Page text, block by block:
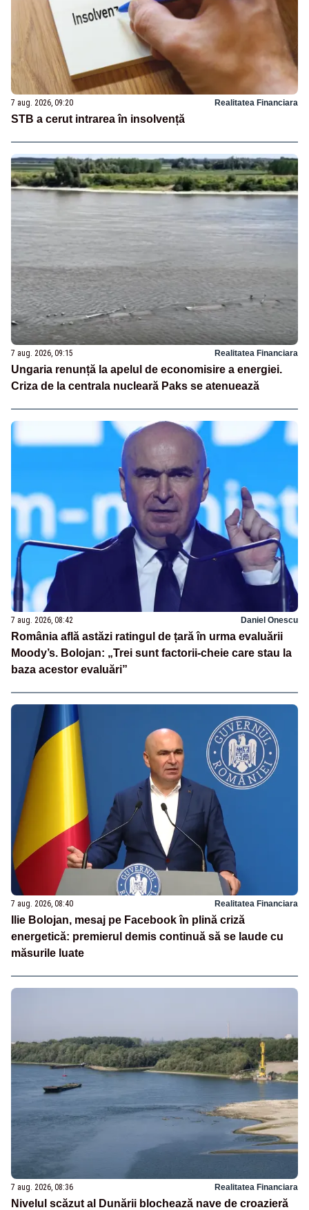
7 aug. 2026, 09:20 Realitatea Financiara
STB a cerut intrarea în insolvență
7 aug. 2026, 09:15 Realitatea Financiara
Ungaria renunță la apelul de economisire a energiei.
Criza de la centrala nucleară Paks se atenuează
7 aug. 2026, 08:42 Daniel Onescu
România află astăzi ratingul de țară în urma evaluării
Moody’s. Bolojan: „Trei sunt factorii-cheie care stau la
baza acestor evaluări”
7 aug. 2026, 08:40 Realitatea Financiara
Ilie Bolojan, mesaj pe Facebook în plină criză
energetică: premierul demis continuă să se laude cu
măsurile luate
7 aug. 2026, 08:36 Realitatea Financiara
Nivelul scăzut al Dunării blochează nave de croazieră